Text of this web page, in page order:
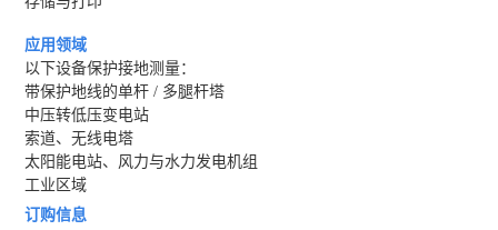
应用领域
以下设备保护接地测量：
带保护地线的单杆 / 多腿杆塔
中压转低压变电站
索道、无线电塔
太阳能电站、风力与水力发电机组
工业区域
订购信息